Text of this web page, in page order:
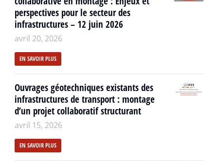
perspectives pour le secteur des
infrastructures – 12 juin 2026
avril 20, 2026
EN SAVOIR PLUS
Ouvrages géotechniques existants des
infrastructures de transport : montage
d’un projet collaboratif structurant
avril 15, 2026
EN SAVOIR PLUS